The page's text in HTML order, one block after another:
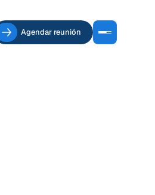
Agendar reunión